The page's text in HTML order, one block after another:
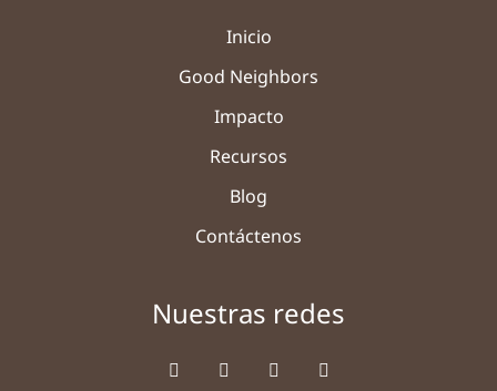
Inicio
Good Neighbors
Impacto
Recursos
Blog
Contáctenos
Nuestras redes